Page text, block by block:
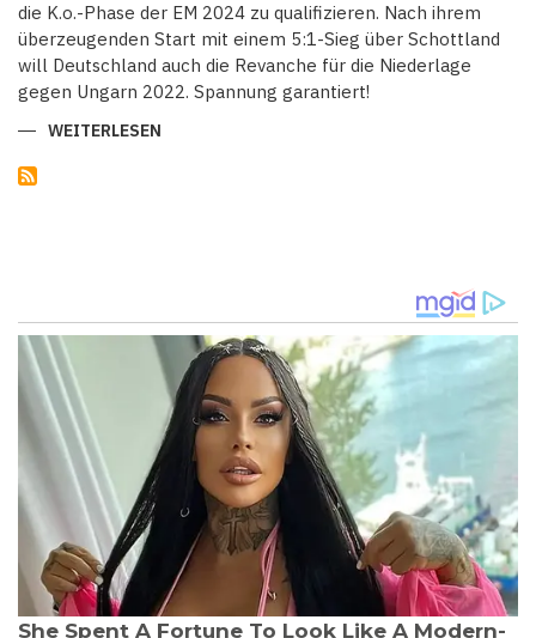
die K.o.-Phase der EM 2024 zu qualifizieren. Nach ihrem
überzeugenden Start mit einem 5:1-Sieg über Schottland
will Deutschland auch die Revanche für die Niederlage
gegen Ungarn 2022. Spannung garantiert!
WEITERLESEN